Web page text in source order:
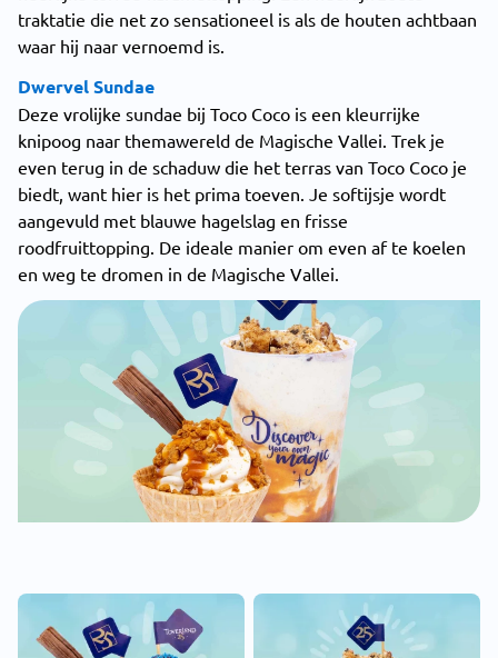
traktatie die net zo sensationeel is als de houten achtbaan
waar hij naar vernoemd is.
Dwervel Sundae
Deze vrolijke sundae bij Toco Coco is een kleurrijke
knipoog naar themawereld de Magische Vallei. Trek je
even terug in de schaduw die het terras van Toco Coco je
biedt, want hier is het prima toeven. Je softijsje wordt
aangevuld met blauwe hagelslag en frisse
roodfruittopping. De ideale manier om even af te koelen
en weg te dromen in de Magische Vallei.